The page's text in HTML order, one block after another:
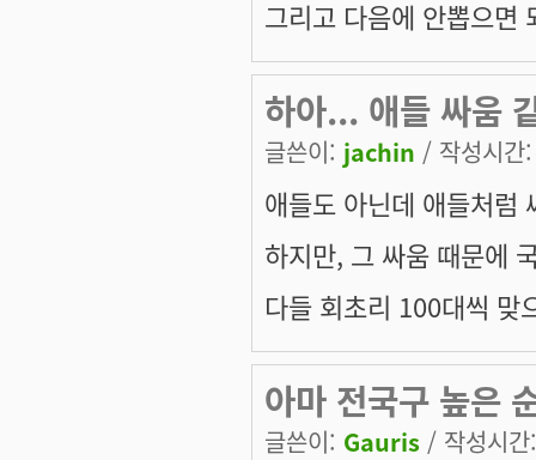
그리고 다음에 안뽑으면
하아... 애들 싸움
글쓴이: jachin / 작성시
애들도 아닌데 애들처럼
하지만, 그 싸움 때문에
다들 회초리 100대씩 맞
아마 전국구 높은
글쓴이: Gauris / 작성시